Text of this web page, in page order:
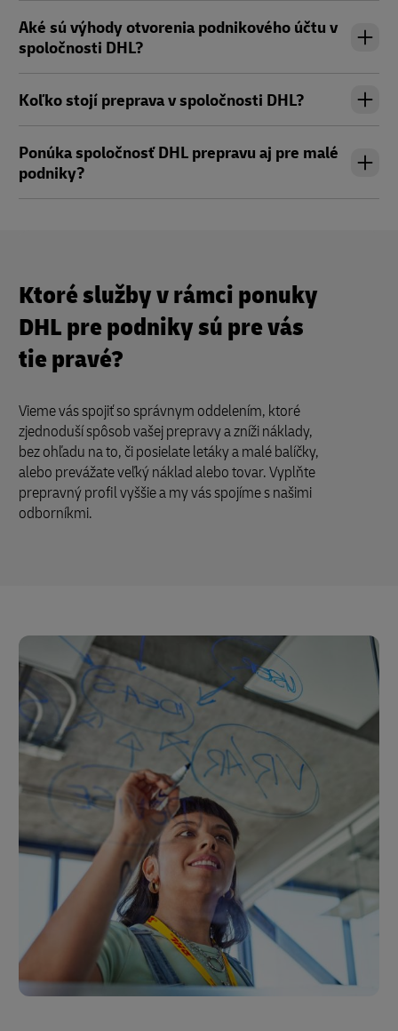
Aké sú výhody otvorenia podnikového účtu v
spoločnosti DHL?
Koľko stojí preprava v spoločnosti DHL?
Ponúka spoločnosť DHL prepravu aj pre malé
podniky?
Ktoré služby v rámci ponuky
DHL pre podniky sú pre vás
tie pravé?
Vieme vás spojiť so správnym oddelením, ktoré
zjednoduší spôsob vašej prepravy a zníži náklady,
bez ohľadu na to, či posielate letáky a malé balíčky,
alebo prevážate veľký náklad alebo tovar. Vyplňte
prepravný profil vyššie a my vás spojíme s našimi
odborníkmi.